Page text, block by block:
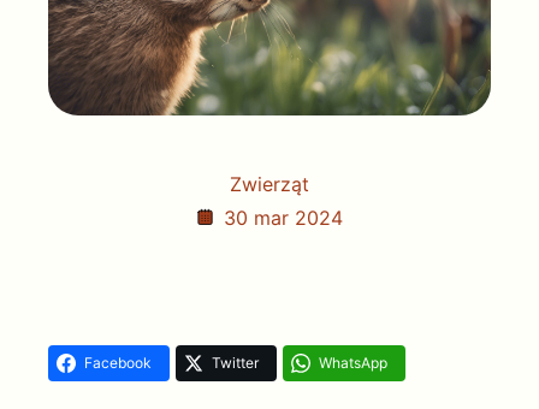
Zwierząt
30 mar 2024
Facebook Twitter WhatsApp